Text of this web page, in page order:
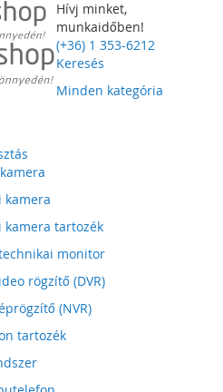
Hívj minket,
munkaidőben!
(+36) 1 353-6212
Keresés
Minden kategória
kamera
kamera tartozék
monitor
rögzítő (DVR)
(NVR)
tartozék